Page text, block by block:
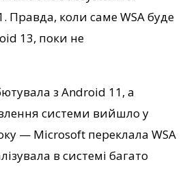
Правда, коли саме WSA буде
13, поки не
з Android 11, а
системи вийшло у
— Microsoft переклала WSA
в системі багато